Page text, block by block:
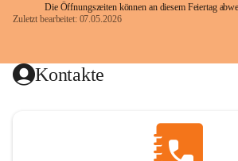
Die Öffnungszeiten können an diesem Feiertag
Zuletzt bearbeitet: 07.05.2026
Kontakte